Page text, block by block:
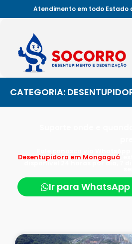
Atendimento em todo Estado
CATEGORIA:
Desentupidora em Mongaguá
disponível 24 horas por dia, 7
Ir para WhatsApp